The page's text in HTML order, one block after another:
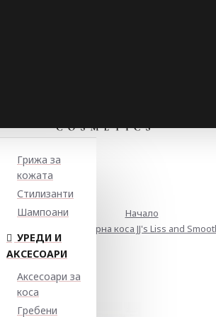
Грижа за
кожата
Стилизанти
Шампоани
УРЕДИ И
АКСЕСОАРИ
Аксесоари за
коса
Гребени
Начало
шампоан за непокорна коса JJ's Liss and